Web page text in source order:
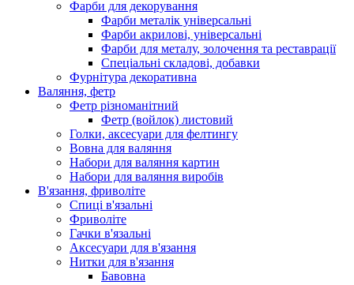
Фарби для декорування
Фарби металік універсальні
Фарби акрилові, універсальні
Фарби для металу, золочення та реставрації
Спеціальні складові, добавки
Фурнітура декоративна
Валяння, фетр
Фетр різноманітний
Фетр (войлок) листовий
Голки, аксесуари для фелтингу
Вовна для валяння
Набори для валяння картин
Набори для валяння виробів
В'язання, фриволіте
Спиці в'язальні
Фриволіте
Гачки в'язальні
Аксесуари для в'язання
Нитки для в'язання
Бавовна